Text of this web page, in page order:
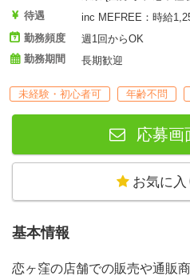
待遇
inc MEFREE：時給
勤務頻度
週1回からOK
勤務期間
長期歓迎
未経験・初心者可 年齢不問
応募画
お気に
基本情報
恋ヶ窪の店舗での販売や通販